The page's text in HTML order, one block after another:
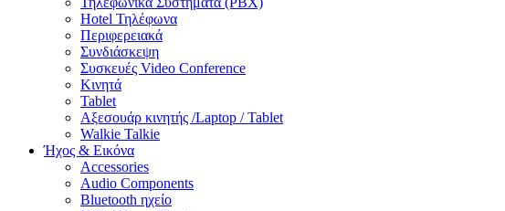
Hotel Τηλέφωνα
Περιφερειακά
Συνδιάσκεψη
Συσκευές Video Conference
Κινητά
Tablet
Αξεσουάρ κινητής /Laptop / Tablet
Walkie Talkie
Ήχος & Εικόνα
Accessories
Audio Components
Bluetooth ηχείο